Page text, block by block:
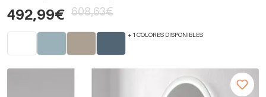
492,99€ 608,63€
+ 1 COLORES DISPONIBLES